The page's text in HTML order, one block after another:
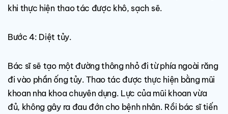
khi thực hiện thao tác được khô, sạch sẽ.
Bước 4: Diệt tủy.
Bác sĩ sẽ tạo một đường thông nhỏ đi từ phía ngoài răng
đi vào phần ống tủy. Thao tác được thực hiện bằng mũi
khoan nha khoa chuyên dụng. Lực của mũi khoan vừa
đủ, không gây ra đau đớn cho bệnh nhân. Rồi bác sĩ tiến